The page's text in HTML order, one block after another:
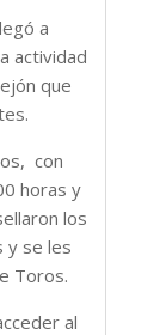
a
actividad
que
con
horas y
los
y se les
Toros.
al